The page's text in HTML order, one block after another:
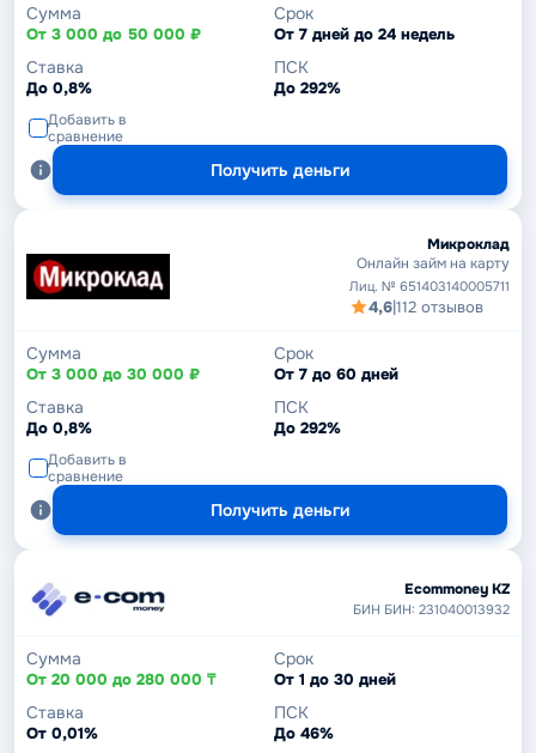
Сумма
От 3 000 до 50 000 ₽
Срок
От 7 дней до 24 недель
Ставка
До 0,8%
ПСК
До 292%
Добавить в
сравнение
Получить деньги
Микроклад
Онлайн займ на карту
Лиц. № 651403140005711
4,6|112 отзывов
Сумма
От 3 000 до 30 000 ₽
Срок
От 7 до 60 дней
Ставка
До 0,8%
ПСК
До 292%
Добавить в
сравнение
Получить деньги
Ecommoney KZ
БИН БИН: 231040013932
Сумма
От 20 000 до 280 000 ₸
Срок
От 1 до 30 дней
Ставка
От 0,01%
ПСК
До 46%